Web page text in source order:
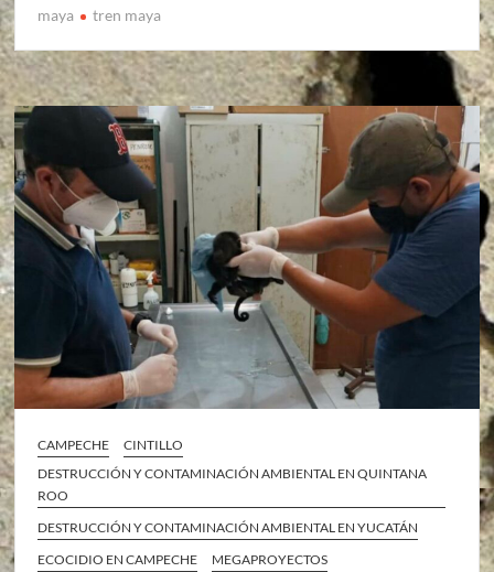
maya
tren maya
CAMPECHE
CINTILLO
DESTRUCCIÓN Y CONTAMINACIÓN AMBIENTAL EN QUINTANA
ROO
DESTRUCCIÓN Y CONTAMINACIÓN AMBIENTAL EN YUCATÁN
ECOCIDIO EN CAMPECHE
MEGAPROYECTOS